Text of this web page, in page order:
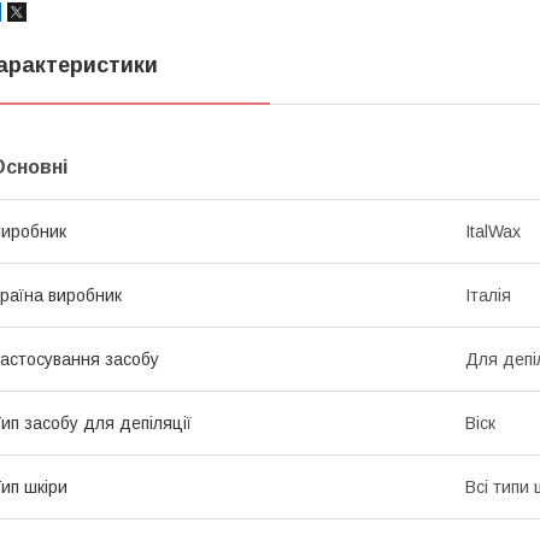
ItalWax
виробник Італія
засобу Для
засобу для депіляції Віск
шкіри Всі типи